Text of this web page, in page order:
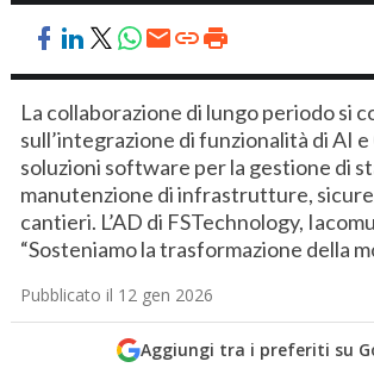
La collaborazione di lungo periodo si
sull’integrazione di funzionalità di AI
soluzioni software per la gestione di
manutenzione di infrastrutture,
cantieri. L’AD di FSTechnology,
“Sosteniamo la trasformazione della
Pubblicato il 12 gen 2026
Aggiungi tra i preferiti su